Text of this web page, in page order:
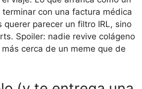
terminar con una factura médica
parecer un filtro IRL, sino
Spoiler: nadie revive colágeno
cerca de un meme que de